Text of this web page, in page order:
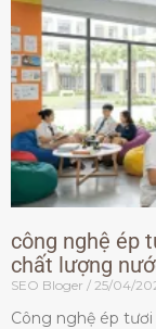
công nghệ ép
chất lượng
SEO Bloger 25/04/
Công nghệ ép